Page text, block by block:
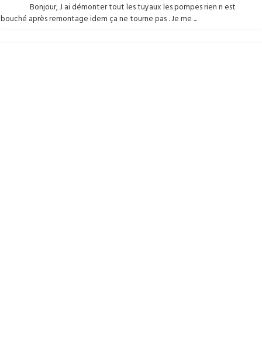
Bonjour, J ai démonter tout les tuyaux les pompes rien n est
bouché après remontage idem ça ne tourne pas . Je me ...